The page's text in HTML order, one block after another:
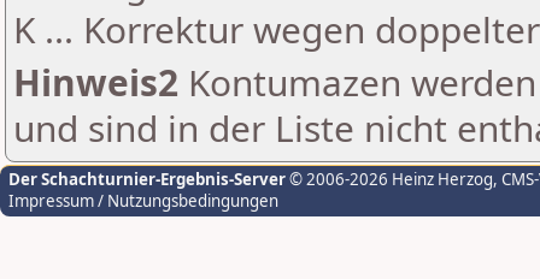
K ... Korrektur wegen
Hinweis2 Kontumazen
und sind in der Liste nicht
Der Schachturnier-Ergebnis-Server© 2006-2026 Heinz Herzog,
Impressum / Nutzungsbedingungen